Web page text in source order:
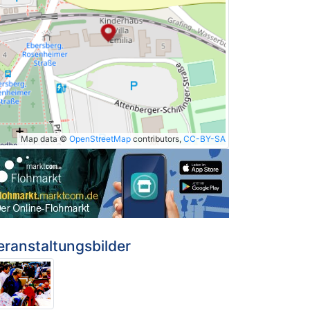
Map data © OpenStreetMap contributors, CC-BY-SA